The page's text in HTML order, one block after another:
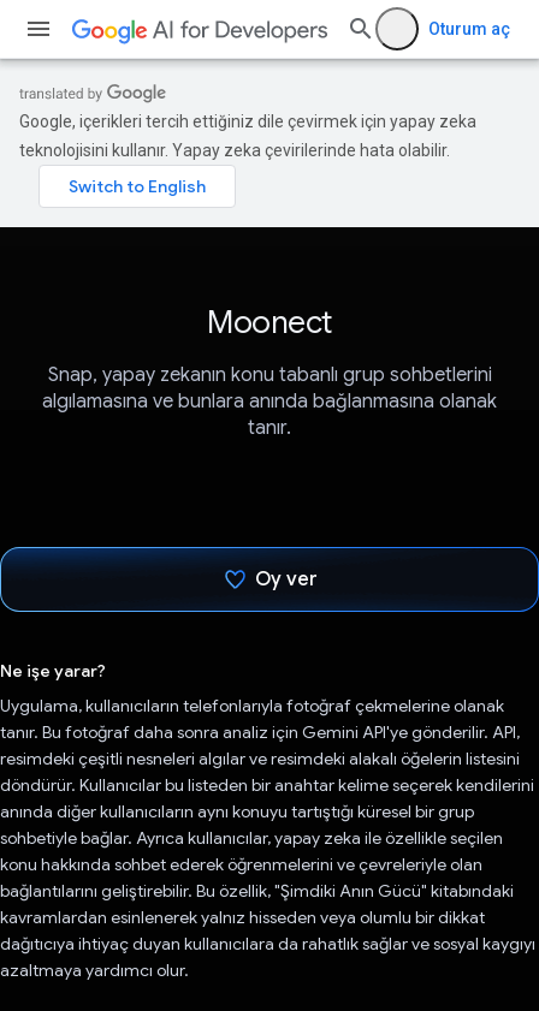
Oturum aç
Google, içerikleri tercih ettiğiniz dile çevirmek için yapay zeka
teknolojisini kullanır. Yapay zeka çevirilerinde hata olabilir.
Moonect
Snap, yapay zekanın konu tabanlı grup sohbetlerini
algılamasına ve bunlara anında bağlanmasına olanak
tanır.
Oy ver
Ne işe yarar?
Uygulama, kullanıcıların telefonlarıyla fotoğraf çekmelerine olanak
tanır. Bu fotoğraf daha sonra analiz için Gemini API'ye gönderilir. API,
resimdeki çeşitli nesneleri algılar ve resimdeki alakalı öğelerin listesini
döndürür. Kullanıcılar bu listeden bir anahtar kelime seçerek kendilerini
anında diğer kullanıcıların aynı konuyu tartıştığı küresel bir grup
sohbetiyle bağlar. Ayrıca kullanıcılar, yapay zeka ile özellikle seçilen
konu hakkında sohbet ederek öğrenmelerini ve çevreleriyle olan
bağlantılarını geliştirebilir. Bu özellik, "Şimdiki Anın Gücü" kitabındaki
kavramlardan esinlenerek yalnız hisseden veya olumlu bir dikkat
dağıtıcıya ihtiyaç duyan kullanıcılara da rahatlık sağlar ve sosyal kaygıyı
azaltmaya yardımcı olur.